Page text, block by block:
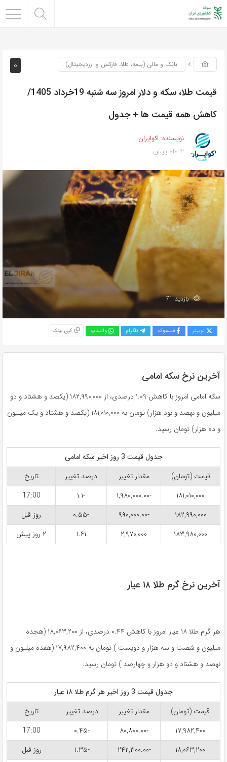
0 بانک و مالی (بیمه، طلا، فارکس و ارزدیجیتال)
قیمت طلا، سکه و دلار امروز سه شنبه 19خرداد 1405/
کاهش همه قیمت ها + جدول
نویسنده: اکوایران
2 ماه پیش
بازدید 71
توییتر فیسبوک تلگرام واتساپ کپی لینک
آخرین نرخ سکه امامی
سکه امامی امروز با کاهش ۱.۰۹ درصدی، از ۱۸۲,۹۹۰,۰۰۰ (یکصد و هشتاد و دو
میلیون و نهصد و نود هزار) تومان به ۱۸۱,۰۱۰,۰۰۰ (یکصد و هشتاد و یک میلیون
و ده هزار) تومان رسید.
جدول قیمت 3 روز اخیر سکه امامی
قیمت (تومان)
مقدار تغییر درصد تغییر
تاریخ
۱۸۱,۰۱۰,۰۰۰
-۱,۹۸۰,۰۰۰.۰۰ -۱.۱
17:00
۱۸۲,۹۹۰,۰۰۰
-۹۹۰,۰۰۰.۰۰ -۰.۵۵
روز قبل
۱۸۳,۹۸۰,۰۰۰
۲,۹۷۰,۰۰۰ ۱.۶۱ ۲ روز پیش
آخرین نرخ گرم طلا ۱۸ عیار
هر گرم طلا ۱۸ عیار امروز با کاهش ۰.۴۴ درصدی، از ۱۸,۰۶۳,۲۰۰ (هجده
میلیون و شصت و سه هزار و دویست ) تومان به ۱۷,۹۸۲,۴۰۰ (هفده میلیون و
نهصد و هشتاد و دو هزار و چهارصد ) تومان رسید.
جدول قیمت 3 روز اخیر هر گرم طلا ۱۸ عیار
قیمت (تومان)
مقدار تغییر درصد تغییر
تاریخ
۱۷,۹۸۲,۴۰۰
-۸۰,۸۰۰.۰۰ -۰.۴۵
17:00
۱۸,۰۶۳,۲۰۰
-۲۴۲,۳۰۰.۰۰ -۱.۳۵
روز قبل